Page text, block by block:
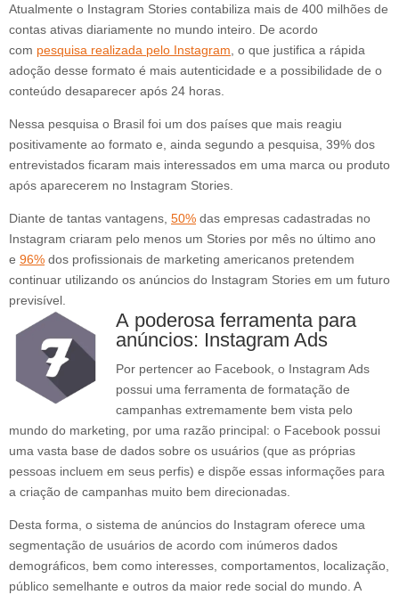
Atualmente o Instagram Stories contabiliza mais de 400 milhões de
contas ativas diariamente no mundo inteiro. De acordo
com pesquisa realizada pelo Instagram, o que justifica a rápida
adoção desse formato é mais autenticidade e a possibilidade de o
conteúdo desaparecer após 24 horas.
Nessa pesquisa o Brasil foi um dos países que mais reagiu
positivamente ao formato e, ainda segundo a pesquisa, 39% dos
entrevistados ficaram mais interessados em uma marca ou produto
após aparecerem no Instagram Stories.
Diante de tantas vantagens, 50% das empresas cadastradas no
Instagram criaram pelo menos um Stories por mês no último ano
e 96% dos profissionais de marketing americanos pretendem
continuar utilizando os anúncios do Instagram Stories em um futuro
previsível.
A poderosa ferramenta para
anúncios: Instagram Ads
Por pertencer ao Facebook, o Instagram Ads
possui uma ferramenta de formatação de
campanhas extremamente bem vista pelo
mundo do marketing, por uma razão principal: o Facebook possui
uma vasta base de dados sobre os usuários (que as próprias
pessoas incluem em seus perfis) e dispõe essas informações para
a criação de campanhas muito bem direcionadas.
Desta forma, o sistema de anúncios do Instagram oferece uma
segmentação de usuários de acordo com inúmeros dados
demográficos, bem como interesses, comportamentos, localização,
público semelhante e outros da maior rede social do mundo. A